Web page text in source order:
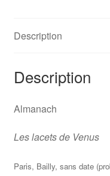
Description
Description
Almanach
Les lacets de Venus
Paris, Bailly, sans date